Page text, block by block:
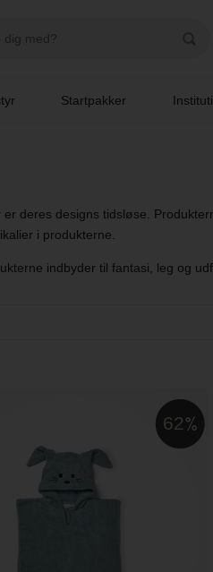
Startpakker
deres designs tidsløse.
i produkterne.
indbyder til fantasi, leg og
62